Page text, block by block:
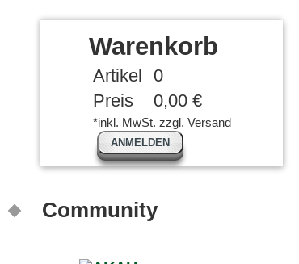
Warenkorb
Artikel 0
Preis
0,00 €
*inkl. MwSt. zzgl. Versand
ANMELDEN
Community